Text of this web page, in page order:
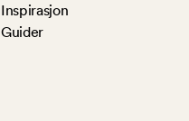
Inspirasjon
Guider